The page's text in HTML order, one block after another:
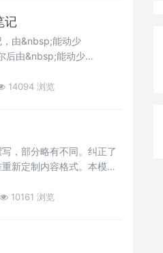
记
由&nbsp;能动少
后由&nbsp;能动少
14094 浏览
，部分略有不同。纠正了
新定制内容格式。本模板
10161 浏览